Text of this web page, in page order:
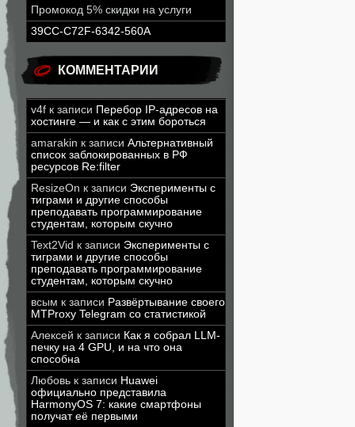
Промокод 5% скидки на услуги
39CC-C72F-6342-560A
КОММЕНТАРИИ
v4f к записи Перебор IP-адресов на
хостинге — и как с этим бороться
amarakin к записи Альтернативный
список заблокированных в РФ
ресурсов Re:filter
ResizeOn к записи Эксперименты с
тиграми и другие способы
преподавать программирование
студентам, которым скучно
Text2Vid к записи Эксперименты с
тиграми и другие способы
преподавать программирование
студентам, которым скучно
всым к записи Развёртывание своего
MTProxy Telegram со статистикой
Алексей к записи Как я собрал LLM-
печку на 4 GPU, и на что она
способна
Любовь к записи Huawei
официально представила
HarmonyOS 7: какие смартфоны
получат её первыми